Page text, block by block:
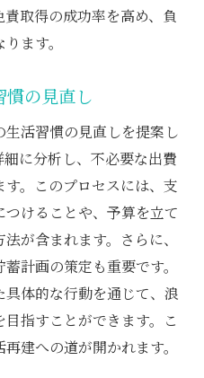
取得の成功率を高め、負
ます。
慣の見直し
活習慣の見直しを提案し
に分析し、不必要な出費
。このプロセスには、支
けることや、予算を立て
が含まれます。さらに、
計画の策定も重要です。
体的な行動を通じて、浪
指すことができます。こ
建への道が開かれます。